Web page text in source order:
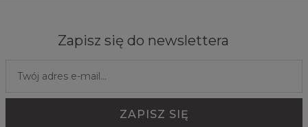
Zapisz się do newslettera